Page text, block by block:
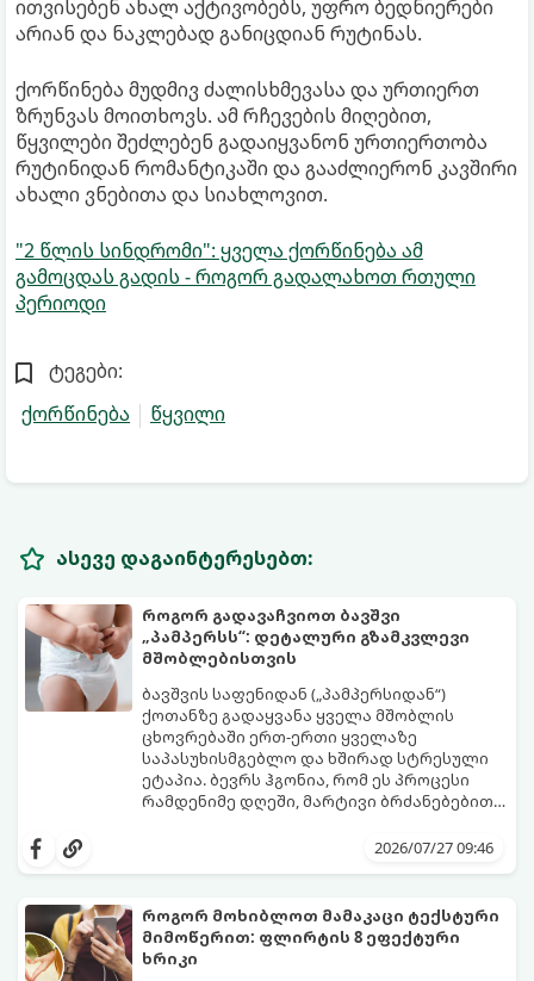
ითვისებენ ახალ აქტივობებს, უფრო ბედნიერები
არიან და ნაკლებად განიცდიან რუტინას.
ქორწინება მუდმივ ძალისხმევასა და ურთიერთ
ზრუნვას მოითხოვს. ამ რჩევების მიღებით,
წყვილები შეძლებენ გადაიყვანონ ურთიერთობა
რუტინიდან რომანტიკაში და გააძლიერონ კავშირი
ახალი ვნებითა და სიახლოვით.
"2 წლის სინდრომი": ყველა ქორწინება ამ
გამოცდას გადის - როგორ გადალახოთ რთული
პერიოდი
ტეგები:
ქორწინება
წყვილი
ასევე დაგაინტერესებთ:
როგორ გადავაჩვიოთ ბავშვი
„პამპერსს“: დეტალური გზამკვლევი
მშობლებისთვის
ბავშვის საფენიდან („პამპერსიდან“)
ქოთანზე გადაყვანა ყველა მშობლის
ცხოვრებაში ერთ-ერთი ყველაზე
საპასუხისმგებლო და ხშირად სტრესული
ეტაპია. ბევრს ჰგონია, რომ ეს პროცესი
რამდენიმე დღეში, მარტივი ბრძანებებით
ფიზიოლოგიური და ფსიქოლოგიური
მოთმინებას მოითხოვს.
როგორ გახადოთ ეს პროცესი2026/07/27 09:46
როგორ მოხიბლოთ მამაკაცი ტექსტური
მიმოწერით: ფლირტის 8 ეფექტური
ხრიკი